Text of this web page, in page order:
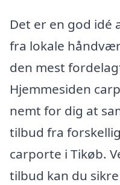
Det er en god idé
fra lokale
den mest
Hjemmesiden
nemt for dig at
tilbud fra
carporte i Tikøb.
tilbud kan du